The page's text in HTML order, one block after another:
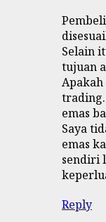
Selain
tujuan
emas
Saya
emas
sendiri
Reply